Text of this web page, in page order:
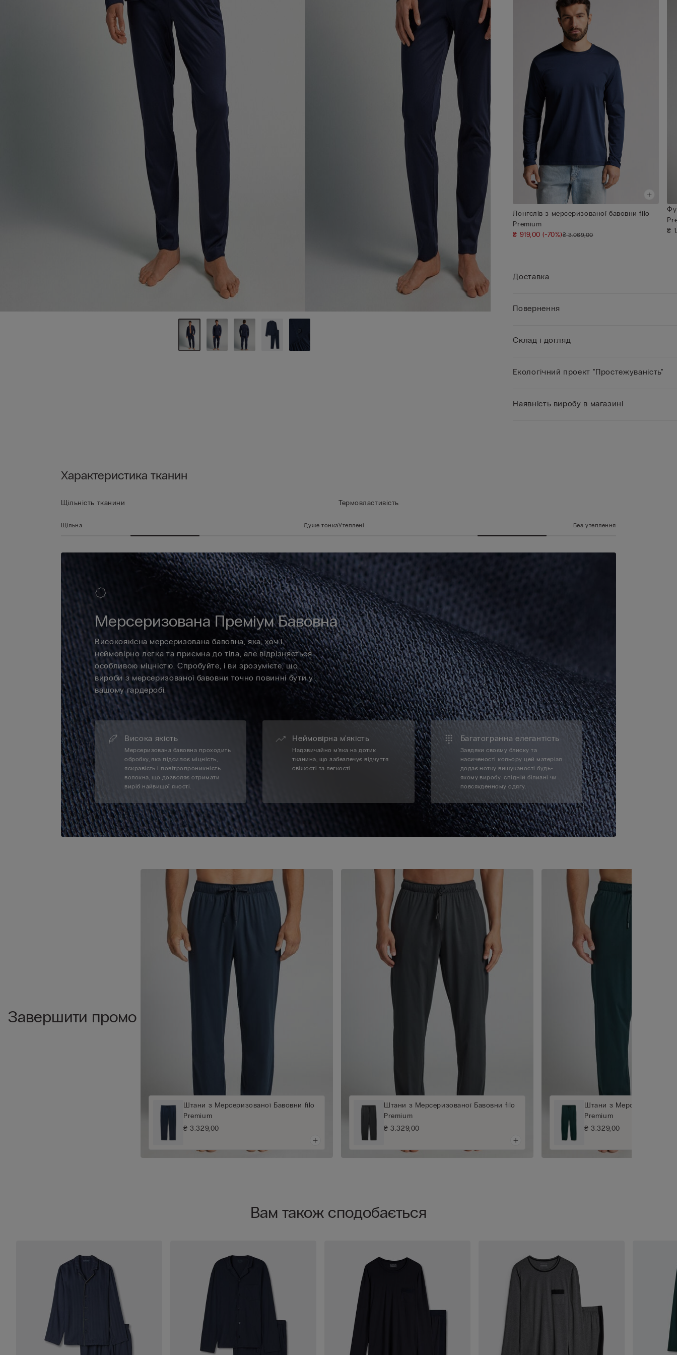
Лонгслів з мерсеризованої бавовни filo
Premium
₴ 919,00(-70%)₴ 3.069,00
₴
Доставка
Повернення
Склад і догляд
Екологічний проект "Простежуваність"
Наявність виробу в магазині
Характеристика тканин
Щільність тканини
Щільна Дуже тонка
Термовластивість
Утеплені Без утеплення
Мерсеризована Преміум Бавовна
Високоякісна мерсеризована бавовна, яка, хоч і
неймовірно легка та приємна до тіла, але відрізняється
особливою міцністю. Спробуйте, і ви зрозумієте, що
вироби з мерсеризованої бавовни точно повинні бути у
вашому гардеробі.
Висока якість
Мерсеризована бавовна проходить
обробку, яка підсилює міцність,
яскравість і повітропроникність
волокна, що дозволяє отримати
виріб найвищої якості.
Неймовірна м'якість
Надзвичайно м'яка на дотик
тканина, що забезпечує відчуття
свіжості та легкості.
Багатогранна елегантість
Завдяки своєму блиску та
насиченості кольору цей матеріал
додає нотку вишуканості будь-
якому виробу: спідній білизні чи
повсякденному одягу.
Завершити промо
Штани з Мерсеризованої Бавовни filo
Premium
₴ 3.329,00
Штани з Мерсеризованої Бавовни filo
Premium
₴ 3.329,00
Штани з Мерсеризованої
Premium
₴ 3.329,00
Вам також сподобається